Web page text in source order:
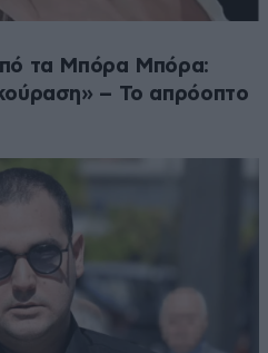
τα Μπόρα Μπόρα:
– Το απρόοπτο